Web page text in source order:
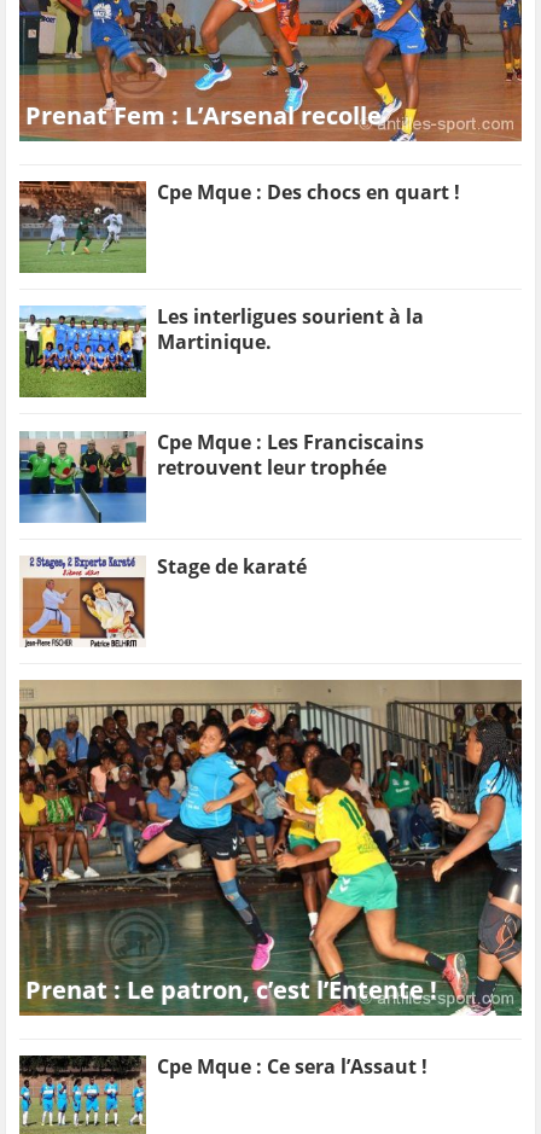
Prenat Fem : L’Arsenal recolle
Cpe Mque : Des chocs en quart !
Les interligues sourient à la
Martinique.
Cpe Mque : Les Franciscains
retrouvent leur trophée
Stage de karaté
Prenat : Le patron, c’est l’Entente !
Cpe Mque : Ce sera l’Assaut !